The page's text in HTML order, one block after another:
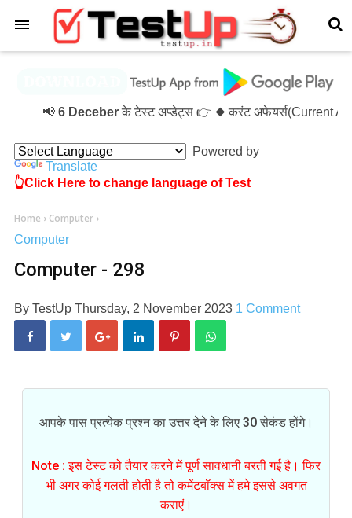
6 Deceberके टेस्ट अप्डेट्स 👉 ◆ करंट अफेयर्स(Current
Powered by
Translate
👆Click Here to change language of Test
Home › Computer ›
Computer
Computer - 298
By TestUp Thursday, 2 November 2023 1 Comment
आपके पास प्रत्येक प्रश्न का उत्तर देने के लिए 30 सेकंड होंगे।
Note : इस टेस्ट को तैयार करने में पूर्ण सावधानी बरती गई है। फिर
भी अगर कोई गलती होती है तो कमेंटबॉक्स में हमे इससे अवगत
कराएं।